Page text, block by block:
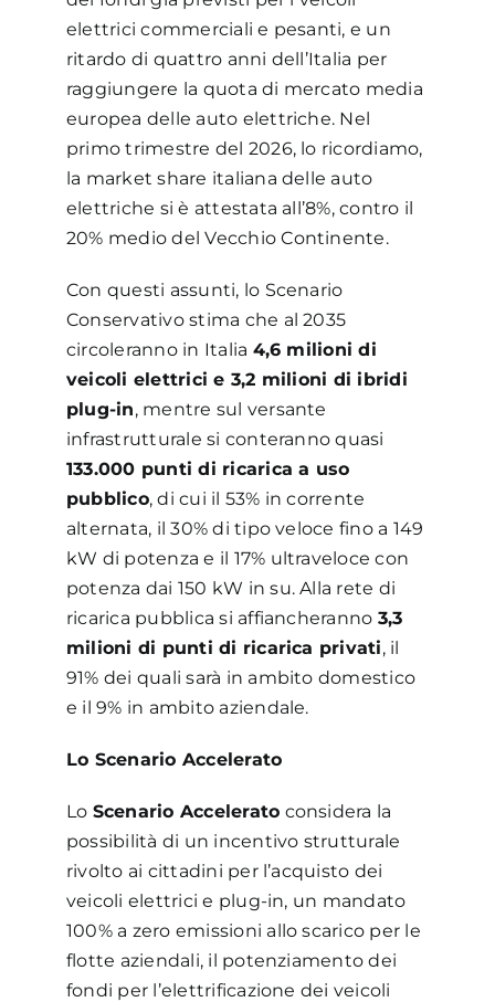
elettrici commerciali e pesanti, e un
ritardo di quattro anni dell’Italia per
raggiungere la quota di mercato media
europea delle auto elettriche. Nel
primo trimestre del 2026, lo ricordiamo,
la market share italiana delle auto
elettriche si è attestata all’8%, contro il
20% medio del Vecchio Continente.
Con questi assunti, lo Scenario
Conservativo stima che al 2035
circoleranno in Italia 4,6 milioni di
veicoli elettrici e 3,2 milioni di ibridi
plug-in, mentre sul versante
infrastrutturale si conteranno quasi
133.000 punti di ricarica a uso
pubblico, di cui il 53% in corrente
alternata, il 30% di tipo veloce fino a 149
kW di potenza e il 17% ultraveloce con
potenza dai 150 kW in su. Alla rete di
ricarica pubblica si affiancheranno 3,3
milioni di punti di ricarica privati, il
91% dei quali sarà in ambito domestico
e il 9% in ambito aziendale.
Lo Scenario Accelerato
Lo Scenario Accelerato considera la
possibilità di un incentivo strutturale
rivolto ai cittadini per l’acquisto dei
veicoli elettrici e plug-in, un mandato
100% a zero emissioni allo scarico per le
flotte aziendali, il potenziamento dei
fondi per l’elettrificazione dei veicoli